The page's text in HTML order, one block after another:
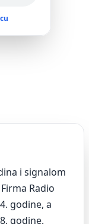
i signalom
Radio
godine, a
godine.